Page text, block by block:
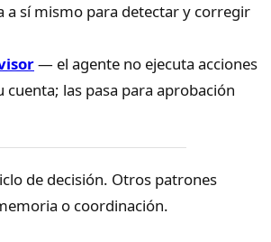
a sí mismo para detectar y corregir
— el agente no ejecuta acciones
cuenta; las pasa para aprobación
de decisión. Otros patrones
o coordinación.